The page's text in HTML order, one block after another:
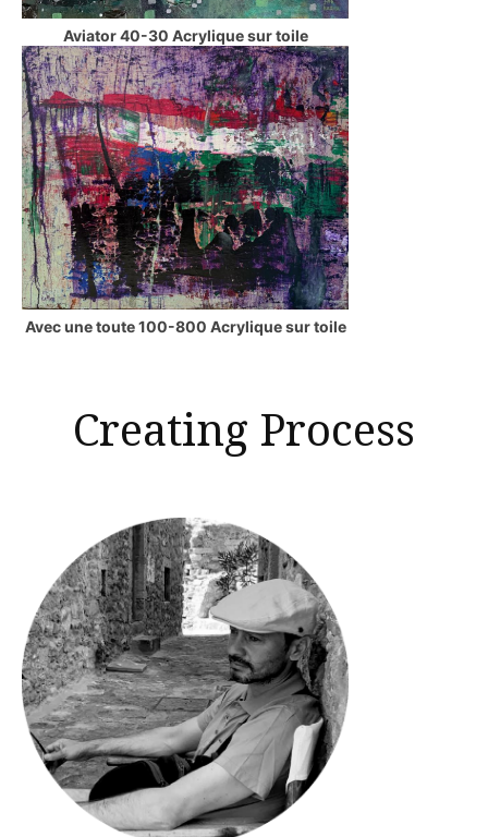
Aviator 40-30 Acrylique sur toile
Avec une toute 100-800 Acrylique sur toile
Creating Process